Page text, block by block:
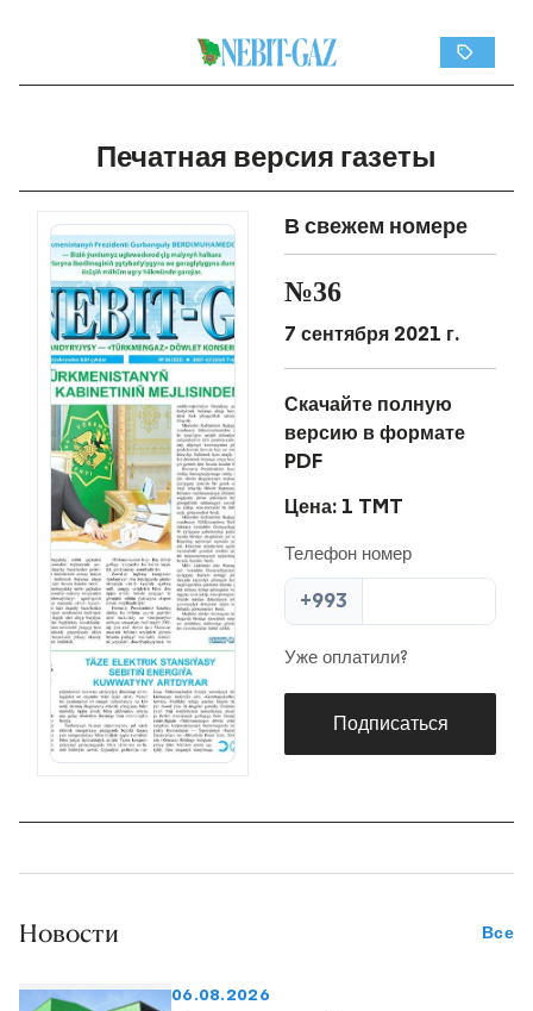
Печатная версия газеты
В свежем номере
№36
7 сентября 2021 г.
Скачайте полную
версию в формате
PDF
Цена: 1 TMT
Телефон номер
+993
Уже оплатили?
Подписаться
Новости Все
06.08.2026